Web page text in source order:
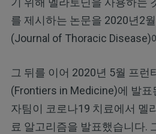
를 제시하는 논문을 2020년2
(Journal of Thoracic Disease)
그 뒤를 이어 2020년 5월 프런
(Frontiers in Medicine)에 발
자팀이 코로나19 치료에서 멜
료 알고리즘을 발표했습니다.